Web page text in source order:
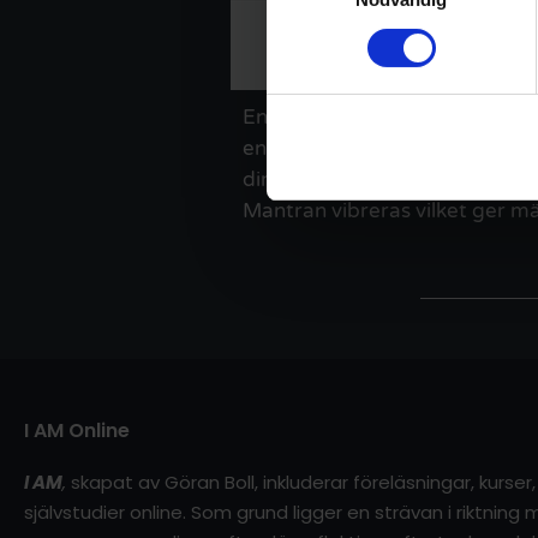
En teori inom kvantfysiken
endimensionella strängar
dimensioner. Yogan säger att
Mantran vibreras vilket ger
I AM Online
I AM, skapat av Göran Boll, inkluderar föreläsningar,
självstudier online. Som grund ligger en strävan i